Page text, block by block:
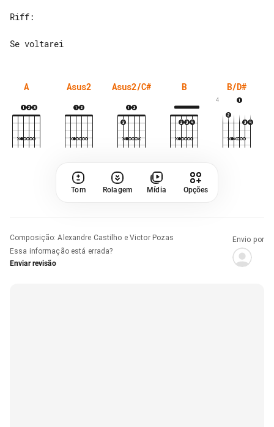
Riff:
A Asus2 Asus2/C# B B/D#
4
Tom Rolagem Mídia Opções
Composição:Alexandre Castilho e Victor Pozas
Essa informação está errada?
Enviar revisão
Envio por